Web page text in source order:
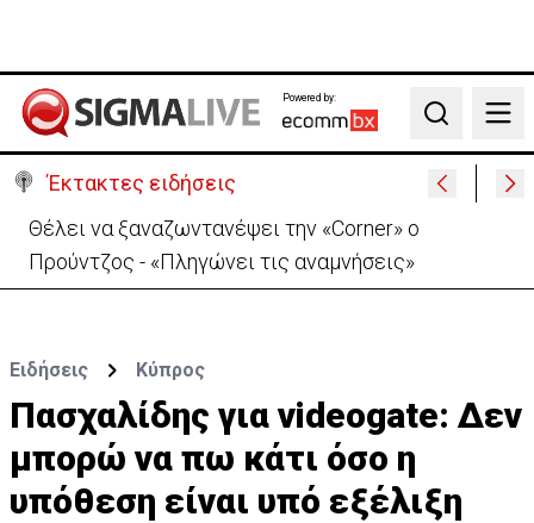
Powered by:
Search
Έκτακτες ειδήσεις
Θέλει να ξαναζωντανέψει την «Corner» o
Προύντζος - «Πληγώνει τις αναμνήσεις»
Ειδήσεις Κύπρος
Πασχαλίδης για videogate: Δεν
μπορώ να πω κάτι όσο η
υπόθεση είναι υπό εξέλιξη